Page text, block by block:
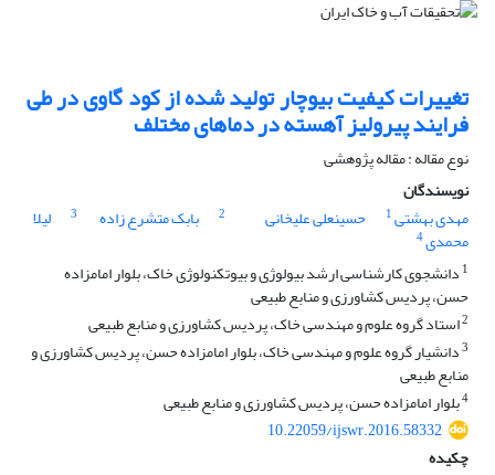
تغییرات کیفیت بیوچار تولید شده از کود گاوی در طی
فرایند پیرولیز آهسته در دماهای مختلف
نوع مقاله : مقاله پژوهشی
نویسندگان
مهدی بهشتی1 حسینعلی علیخانی 2 بابک متشرع زاده 3 لیلا
محمدی4
1 دانشجوی کارشناسی ارشد بیولوژی و بیوتکنولوژی خاک، بلوار امامزاده
حسن، پردیس کشاورزی و منابع طبیعی
2استاد گروه علوم و مهندسی خاک، پردیس کشاورزی و منابع طبیعی
3دانشیار گروه علوم و مهندسی خاک، بلوار امامزاده حسن، پردیس کشاورزی و
منابع طبیعی
4بلوار امامزاده حسن، پردیس کشاورزی و منابع طبیعی
10.22059/ijswr.2016.58332
چکیده